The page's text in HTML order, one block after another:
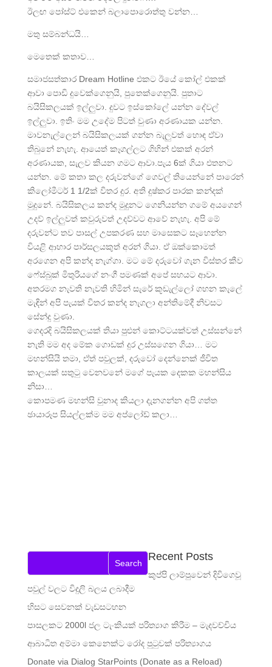
ඊලඟ පෝස්ට් එකෙන් බලාපොරොත්තු වන්න…
මතු සම්බන්ධයි…
මෙතෙක් කතාව…
සමාජසත්කාර Dream Hotline එකට ඊයේ කෝල් එකක්
ආවා පොඩි දුවෙක්ගෙනුයි, පුතෙක්ගෙනුයි. පුතාට
බයිසිකලයක් ඉල්ලුවා. දුවට ඉස්කෝලේ යන්න දේවල්
ඉල්ලුවා. ඉතිං මම උදේම පිටත් වුණා අරණායක යන්න.
මාවනැල්ලෙන් බයිසිකලයක් ගන්න බැලුවත් හොඳ ඒවා
තිබුනේ නැහැ. ආයෙත් කෑගල්ලට ගිහින් එකක් අරන්
අරණායක, සැලව කියන ගමට ආවා.පැය 6ක් ගියා එතනට
යන්න. මේ කතා කල දරුවන්ගේ ගෙවල් තියෙන්නේ පාරෙන්
කිලෝමීටර් 1 1/2ක් විතර දුර. අති දුෂ්කර පාරක කන්දක්
මුදුනේ. බයිසිකලය කන්ද මුදුනට ගෙනියන්න ගමේ අයගෙන්
උදව් ඉල්ලුවත් කවුරුවත් උදව්වට ආවේ නැහැ. අපි මේ
දරුවන්ට තව පාසල් උපකරණ සහ මාසෙකට සෑහෙන්න
වියළි ආහාර පාර්සලයකුත් අරන් ගියා. ඒ ඔක්කොමත්
අරගෙන අපි කන්ද නැග්ගා. මට මේ දරුවෝ ගැන විස්තර කීව
ෆේස්බුක් මිතුරියගේ නංගී පමණක් අපේ සහයට ආවා.
අතරමග නැවති නැවති හිමින් සැරේ කූඩැල්ලෝ ගහන කැලේ
මැඳින් අපි පැයක් විතර කන්ද නැගලා අන්තිමේදී නිවසට
සේන්දු වුණා.
ගෙදරදි බයිසිකලයක් තියා පුළුන් කොට්ටයක්වත් උස්සන්නේ
නැති මම අද මේක ගොඩක් දුර උස්සගෙන ගියා… මට
මහන්සියි තමා, ඒත් පවුලක්, දරුවෝ දෙන්නෙක් ජීවිත
කාලයක් සතුටු වෙනවනේ මගේ පැයක දෙකක මහන්සිය
නිසා…
කොපමණ මහන්සි වුනාද කියලා දැනගන්න අපි ගත්ත
ඡායාරූප සියල්ලක්ම මම අප්ලෝඩ් කලා…
Recent Posts
කුප්පි ලාම්පුවෙන් දිවිගෙවූ
පවුල් වලට විදුලි බලය ලබාදීම
හිසට සෙවනක් වැඩසටහන
පාසලකට 2000l ජල ටැංකියක් පරිත්‍යාග කිරීම – මැදවච්චිය
ආබාධිත අම්මා කෙනෙක්ට රෝද පුටුවක් පරිත්‍යාගය
Donate via Dialog StarPoints (Donate as a Reload)